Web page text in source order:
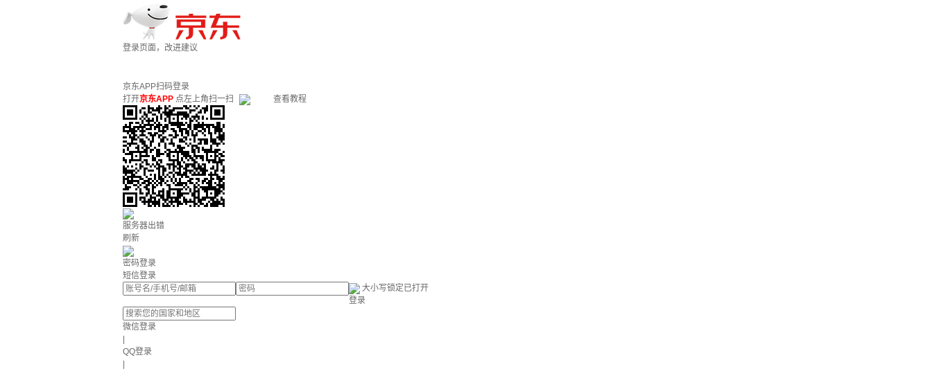
登录页面，改进建议
京东APP扫码登录
打开京东APP 点左上角扫一扫 查看教程
服务器出错
刷新
密码登录
短信登录
大小写锁定已打开
登录
微信登录
QQ登录